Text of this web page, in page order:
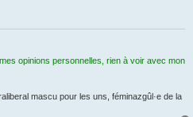
opinions personnelles, rien à voir avec mon
mascu pour les uns, féminazgûl·e de la